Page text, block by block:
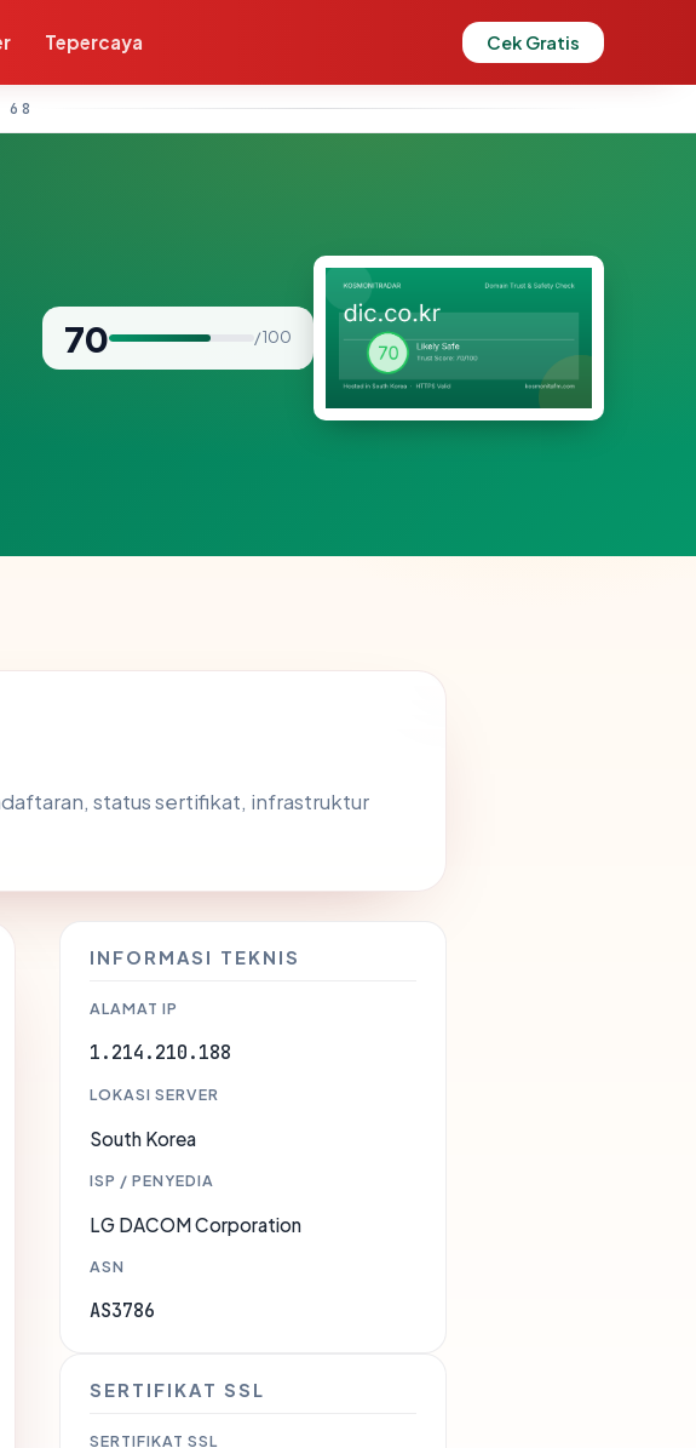
Tepercaya Cek Gratis
68
70 / 100
status sertifikat, infrastruktur
INFORMASI TEKNIS
ALAMAT IP
1.214.210.188
LOKASI SERVER
South Korea
ISP / PENYEDIA
LG DACOM Corporation
ASN
AS3786
SERTIFIKAT SSL
SERTIFIKAT SSL